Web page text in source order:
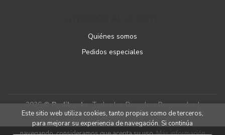
Quiénes somos
Pedidos especiales
2026 ©Podibooks. Todos los Derechos Reservados |
Podiprint
Este sitio web utiliza cookies, tanto propias como de terceros,
para mejorar su experiencia de navegación. Si continúa